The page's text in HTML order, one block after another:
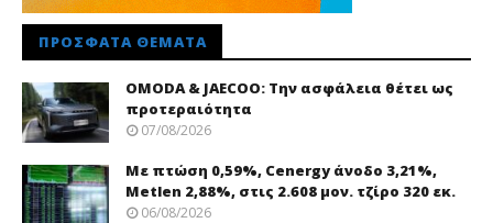
ΠΡΌΣΦΑΤΑ ΘΈΜΑΤΑ
OMODA & JAECOO: Την ασφάλεια θέτει ως
προτεραιότητα
07/08/2026
Με πτώση 0,59%, Cenergy άνοδο 3,21%,
Metlen 2,88%, στις 2.608 μον. τζίρο 320 εκ.
06/08/2026